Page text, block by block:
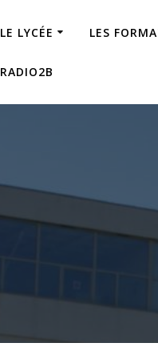
LE LYCÉE LES
RADIO2B